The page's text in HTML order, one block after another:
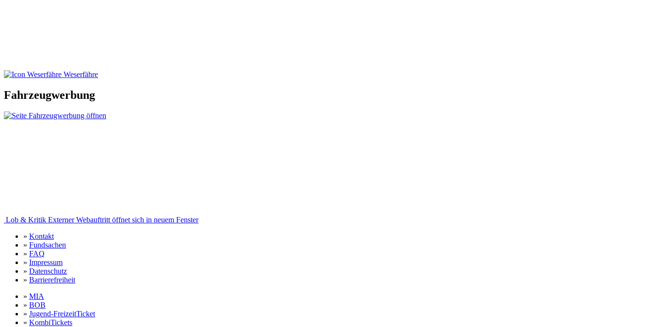
Weserfähre
Fahrzeugwerbung
Lob & Kritik Externer Webauftritt öffnet sich in neuem Fenster
» Kontakt
» Fundsachen
» FAQ
» Impressum
» Datenschutz
» Barrierefreiheit
» MIA
» BOB
» Jugend-FreizeitTicket
» KombiTickets